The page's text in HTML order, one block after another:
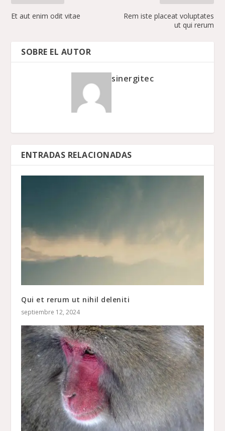
Et aut enim odit vitae
Rem iste placeat voluptates
ut qui rerum
SOBRE EL AUTOR
sinergitec
ENTRADAS RELACIONADAS
Qui et rerum ut nihil deleniti
septiembre 12, 2024